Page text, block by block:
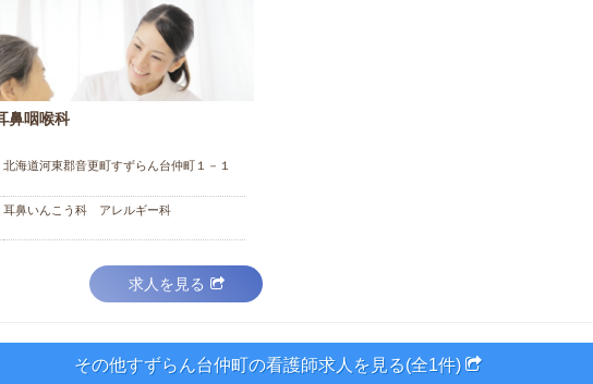
鼻咽喉科
北海道河東郡音更町すずらん台仲町１－１
耳鼻いんこう科 アレルギー科
求人を見る
その他すずらん台仲町の看護師求人を見る(全1件)